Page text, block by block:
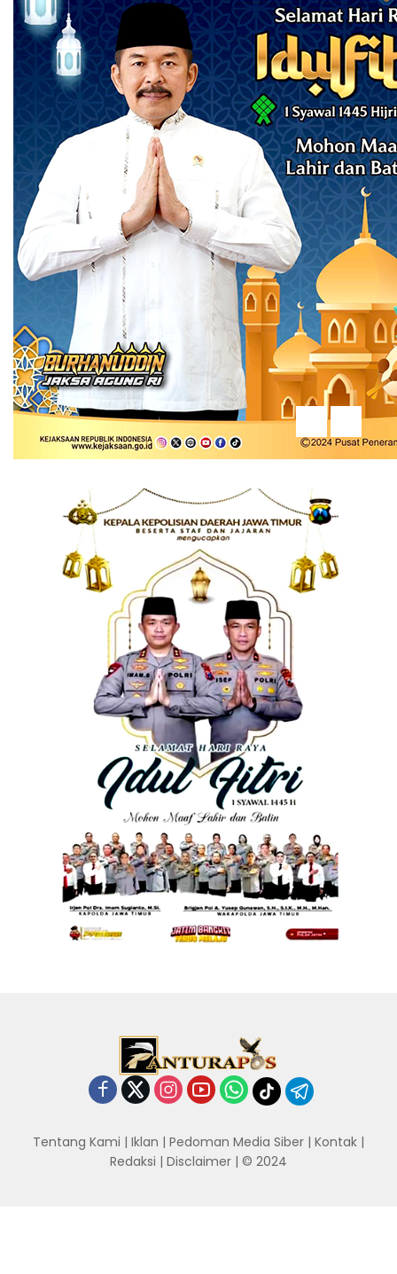
Tentang Kami | Iklan | Pedoman Media Siber | Kontak |
Redaksi | Disclaimer | © 2024